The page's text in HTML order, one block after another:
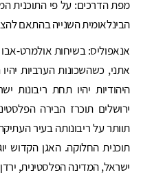
מפת הדרכים: על פי התוכנית
הבינלאומית השנייה בהתאם
אנאפוליס: בשיחות אולמרט-
אתני, כשהשכונות הערביות
היהודיות יהיו תחת ריבונות
ירושלים תוכרז הבירה
תוותר על ריבונותה בעיר
תוכנית החלוקה. האגן הקדוש
ישראל, המדינה הפלסטינית,